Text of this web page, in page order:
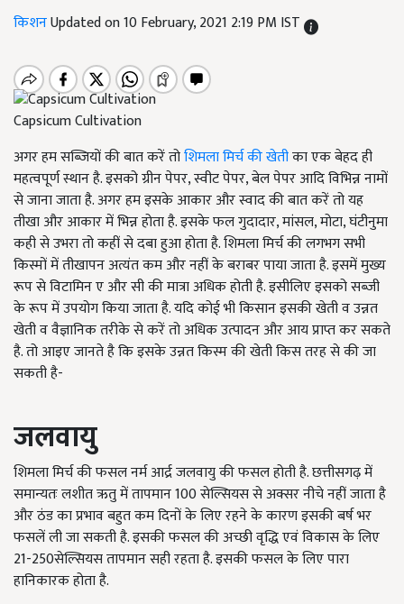
किशनUpdated on 10 February, 2021 2:19 PM IST
Capsicum Cultivation
अगर हम सब्जियों की बात करें तोशिमला मिर्च की खेतीका एक बेहद ही
महत्वपूर्ण स्थान है. इसको ग्रीन पेपर, स्वीट पेपर, बेल पेपर आदि विभिन्न नामों
से जाना जाता है. अगर हम इसके आकार और स्वाद की बात करें तो यह
तीखा और आकार में भिन्न होता है. इसके फल गुदादार, मांसल, मोटा, घंटीनुमा
कही से उभरा तो कहीं से दबा हुआ होता है. शिमला मिर्च की लगभग सभी
किस्मों में तीखापन अत्यंत कम और नहीं के बराबर पाया जाता है. इसमें मुख्य
रूप से विटामिन ए और सी की मात्रा अधिक होती है. इसीलिए इसको सब्जी
के रूप में उपयोग किया जाता है. यदि कोई भी किसान इसकी खेती व उन्नत
खेती व वैज्ञानिक तरीके से करें तो अधिक उत्पादन और आय प्राप्त कर सकते
है. तो आइए जानते है कि इसके उन्नत किस्म की खेती किस तरह से की जा
सकती है-
जलवायु
शिमला मिर्च की फसल नर्म आर्द्र जलवायु की फसल होती है. छत्तीसगढ़ में
समान्यतः लशीत ऋतु में तापमान 100 सेल्सियस से अक्सर नीचे नहीं जाता है
और ठंड का प्रभाव बहुत कम दिनों के लिए रहने के कारण इसकी बर्ष भर
फसलें ली जा सकती है. इसकी फसल की अच्छी वृद्धि एवं विकास के लिए
21-250सेल्सियस तापमान सही रहता है. इसकी फसल के लिए पारा
हानिकारक होता है.